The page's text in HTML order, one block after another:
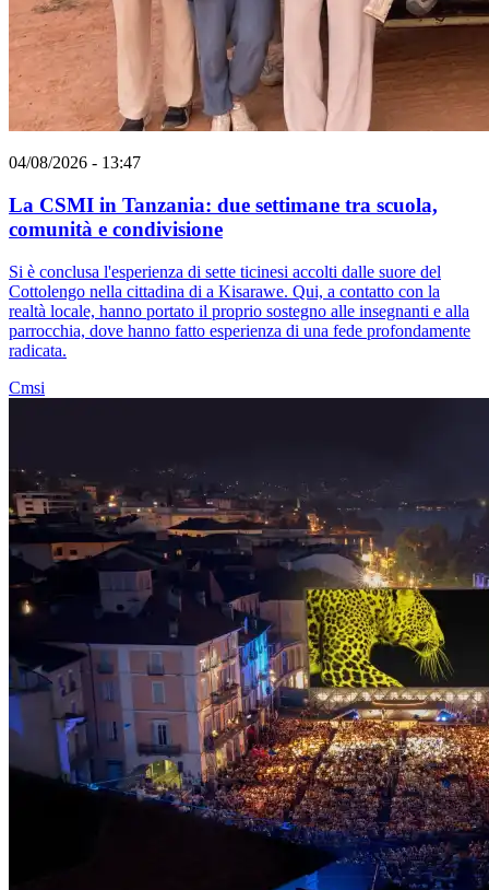
04/08/2026 - 13:47
La CSMI in Tanzania: due settimane tra scuola,
comunità e condivisione
Si è conclusa l'esperienza di sette ticinesi accolti dalle suore del
Cottolengo nella cittadina di a Kisarawe. Qui, a contatto con la
realtà locale, hanno portato il proprio sostegno alle insegnanti e alla
parrocchia, dove hanno fatto esperienza di una fede profondamente
radicata.
Cmsi